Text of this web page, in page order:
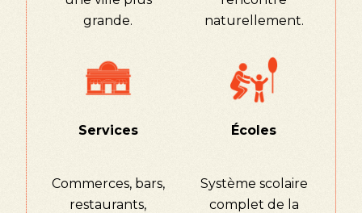
grande.
naturellement.
Services
Commerces, bars,
restaurants,
Écoles
Système scolaire
complet de la